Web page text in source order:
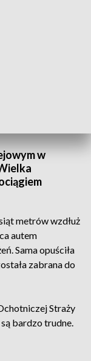
w
metrów wzdłuż
autem
Sama opuściła
zabrana do
Straży
bardzo trudne.